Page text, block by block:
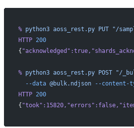
% python3 aoss_rest.py PUT "/
HTTP 200
{ "acknowledged" :true,
% python3 aoss_rest.py POST "/
  --data
@bulk.ndjson --content-
HTTP 200
{ "took" :15820, "errors" :false,